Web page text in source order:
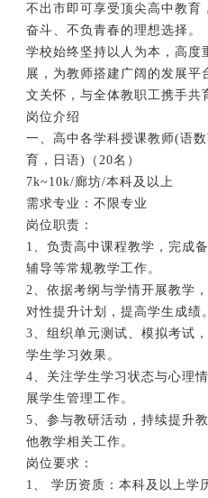
不出市即可享受顶尖高中教育
奋斗、不负青春的理想选择。
学校始终坚持以人为本，高度
展，为教师搭建广阔的发展平
文关怀，与全体教职工携手共
岗位介绍
一、高中各学科授课教师(语
育，日语)（20名）
7k~10k/廊坊/本科及以上
需求专业：不限专业
岗位职责：
1、负责高中课程教学，完成
辅导等常规教学工作。
2、依据考纲与学情开展教学
对性提升计划，提高学生成绩。
3、组织单元测试、模拟考试
学生学习效果。
4、关注学生学习状态与心理
展学生管理工作。
5、参与教研活动，持续提升
他教学相关工作。
岗位要求：
1、 学历资质：本科及以上学